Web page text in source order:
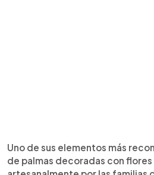
Uno de sus elementos más
de palmas decoradas con